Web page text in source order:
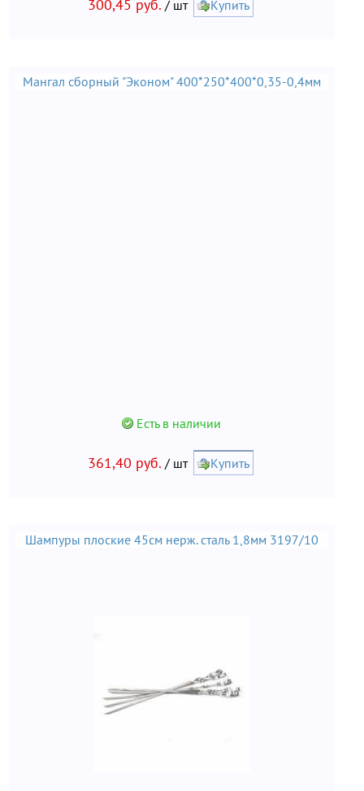
300,45 руб. / шт Купить
Мангал сборный "Эконом" 400*250*400*0,35-0,4мм
Есть в наличии
361,40 руб. / шт Купить
Шампуры плоские 45см нерж. сталь 1,8мм 3197/10